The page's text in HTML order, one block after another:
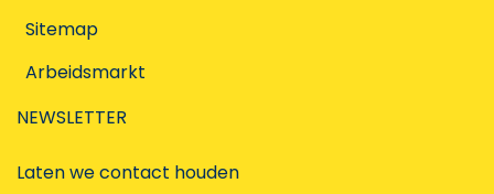
Sitemap
Arbeidsmarkt
NEWSLETTER
Laten we contact houden